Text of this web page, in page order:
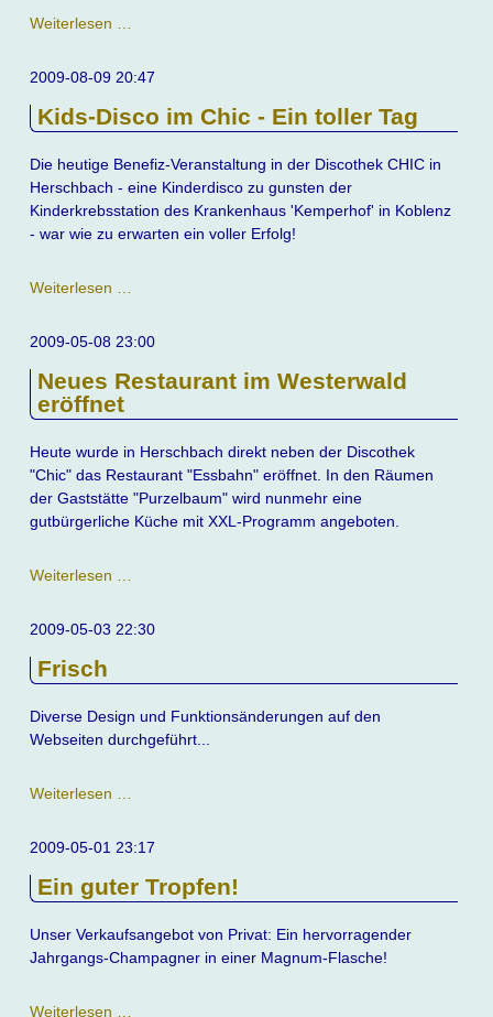
Weiterlesen …
Mogendorf"
2009-08-09 20:47
Kids-Disco im Chic - Ein toller Tag
Die heutige Benefiz-Veranstaltung in der Discothek CHIC in
Herschbach - eine Kinderdisco zu gunsten der
Kinderkrebsstation des Krankenhaus 'Kemperhof' in Koblenz
- war wie zu erwarten ein voller Erfolg!
Weiterlesen …
im
-
toller
Tag
2009-05-08 23:00
Neues Restaurant im Westerwald
eröffnet
Heute wurde in Herschbach direkt neben der Discothek
"Chic" das Restaurant "Essbahn" eröffnet. In den Räumen
der Gaststätte "Purzelbaum" wird nunmehr eine
gutbürgerliche Küche mit XXL-Programm angeboten.
Weiterlesen …
im
2009-05-03 22:30
Frisch
Diverse Design und Funktionsänderungen auf den
Webseiten durchgeführt...
Weiterlesen …
2009-05-01 23:17
Ein guter Tropfen!
Unser Verkaufsangebot von Privat: Ein hervorragender
Jahrgangs-Champagner in einer Magnum-Flasche!
Weiterlesen …